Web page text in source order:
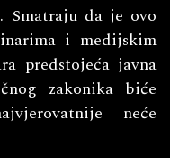
Smatraju da je ovo
i medijskim
predstojeća javna
zakonika biće
neće